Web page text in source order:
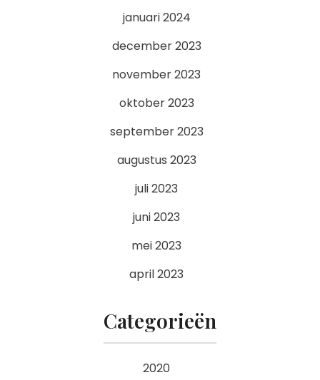
januari 2024
december 2023
november 2023
oktober 2023
september 2023
augustus 2023
juli 2023
juni 2023
mei 2023
april 2023
Categorieën
2020